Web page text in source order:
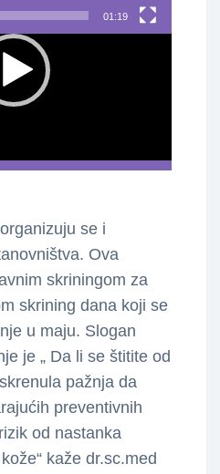
01:19
se i
Ova
skriningom za
skrining dana koji se
u maju. Slogan
je „ Da li se štitite od
pažnja da
preventivnih
od nastanka
kaže dr.sc.med